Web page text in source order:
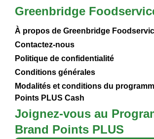
Greenbridge
À propos de Greenbridge
Contactez-nous
Politique de confidentialité
Conditions générales
Modalités et conditions du
Points PLUS Cash
Joignez-vous au
Brand Points PLUS